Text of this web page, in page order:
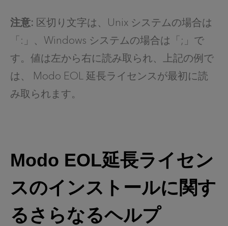
注意: 区切り文字は、Unix システムの場合は
「:」、Windows システムの場合は「;」で
す。値は左から右に読み取られ、上記の例で
は、 Modo EOL 延長ライセンスが最初に読
み取られます。
Modo EOL延長ライセン
スのインストールに関す
るさらなるヘルプ